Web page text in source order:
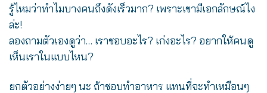
รู้ไหมว่าทำไมบางคนถึงดังเร็วมาก? เพราะเขามีเอกลักษณ์ไง
ล่ะ!
ลองถามตัวเองดูว่า… เราชอบอะไร? เก่งอะไร? อยากให้คนดู
เห็นเราในแบบไหน?
ยกตัวอย่างง่ายๆ นะ ถ้าชอบทำอาหาร แทนที่จะทำเหมือนๆ